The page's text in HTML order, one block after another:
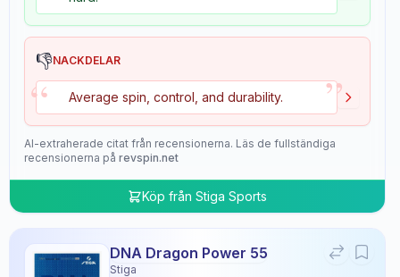
👎NACKDELAR
“ Average spin, control, and durability. ”
AI-extraherade citat från recensionerna. Läs de fullständiga
recensionerna på revspin.net
Köp från Stiga Sports
DNA Dragon Power 55
Stiga